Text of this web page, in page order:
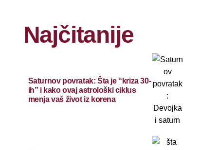
Najčitanije
Saturnov povratak: Šta je “kriza 30-
ih” i kako ovaj astrološki ciklus
menja vaš život iz korena